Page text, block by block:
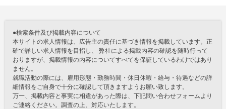
●検索条件及び掲載内容について
本サイトの求人情報は、広告主の責任に基づき情報を掲載しています。正
確で詳しい求人情報を目指し、 弊社による掲載内容の確認を随時行って
おりますが、掲載情報の内容についてすべてを保証しているわけではあり
ません。
就職活動の際には、雇用形態・勤務時間・休日休暇・給与・待遇などの詳
細情報をご自身で十分に確認して頂きますようお願い致します。
万一、掲載内容と事実に相違があった際は、下記問い合わせフォームより
ご連絡ください。調査の上、対応いたします。